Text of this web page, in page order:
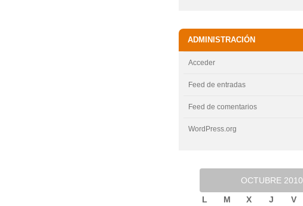
ADMINISTRACIÓN
Acceder
Feed de entradas
Feed de comentarios
WordPress.org
OCTUBRE 2010
L
M X J V